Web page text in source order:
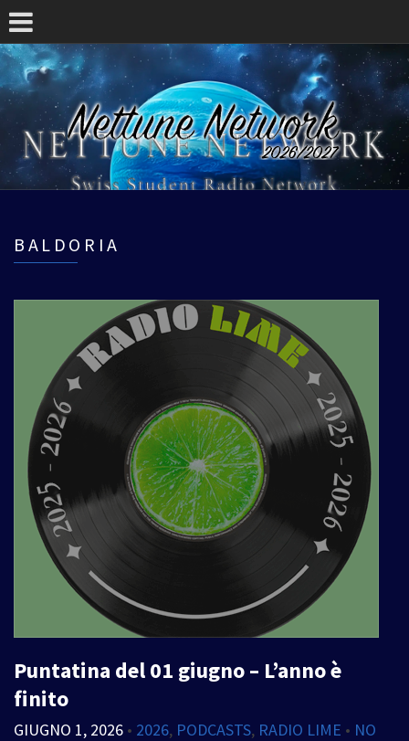
BALDORIA
Puntatina del 01 giugno – L’anno è
finito
GIUGNO 1, 2026 • 2026, PODCASTS, RADIO LIME • NO